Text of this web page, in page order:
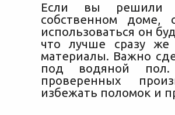
Если вы решили
собственном
использоваться он
что лучше сразу же
материалы. Важно
под водяной пол.
проверенных
избежать поломок и